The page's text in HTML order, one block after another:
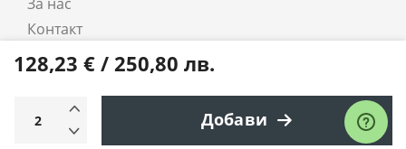
128,23 € / 250,80 лв.
Добави
Контакт
coradi.bg - интернет магазин
Всички права запазени © 2025 coradi.bg
Електронен магазин